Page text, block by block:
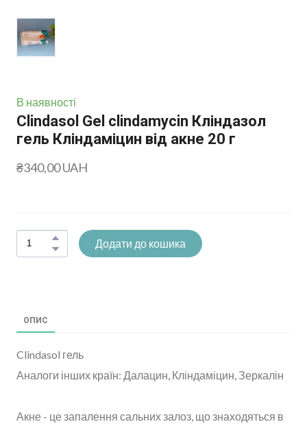
В наявності
Clindasol Gel clindamycin Кліндазол
гель Кліндаміцин від акне 20 г
₴340,00 UAH
Додати до кошика
ОПИС
Clindasol гель
Аналоги інших країн: Далацин, Кліндаміцин, Зеркалін
Акне - це запалення сальних залоз, що знаходяться в